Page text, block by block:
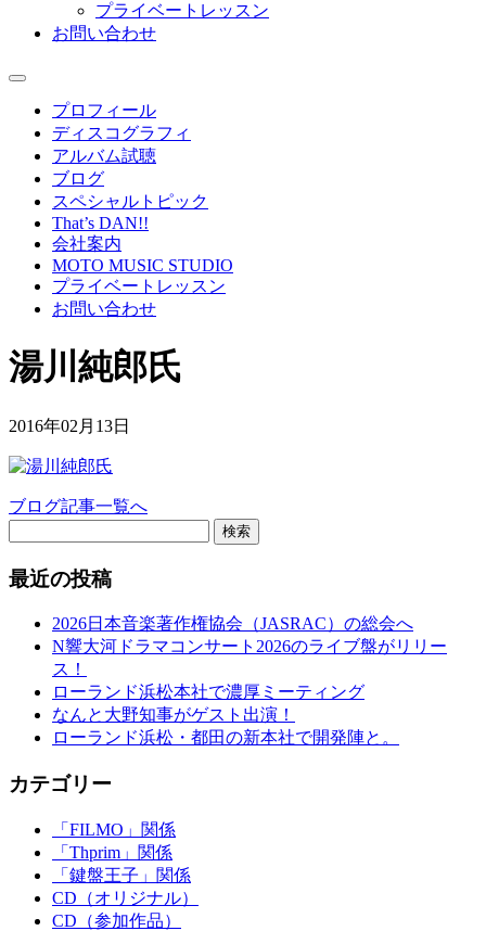
プライベートレッスン
お問い合わせ
プロフィール
ディスコグラフィ
アルバム試聴
ブログ
スペシャルトピック
That’s DAN!!
会社案内
MOTO MUSIC STUDIO
プライベートレッスン
お問い合わせ
湯川純郎氏
2016年02月13日
ブログ記事一覧へ
検索
最近の投稿
2026日本音楽著作権協会（JASRAC）の総会へ
N響大河ドラマコンサート2026のライブ盤がリリー
ス！
ローランド浜松本社で濃厚ミーティング
なんと大野知事がゲスト出演！
ローランド浜松・都田の新本社で開発陣と。
カテゴリー
「FILMO」関係
「Thprim」関係
「鍵盤王子」関係
CD（オリジナル）
CD（参加作品）